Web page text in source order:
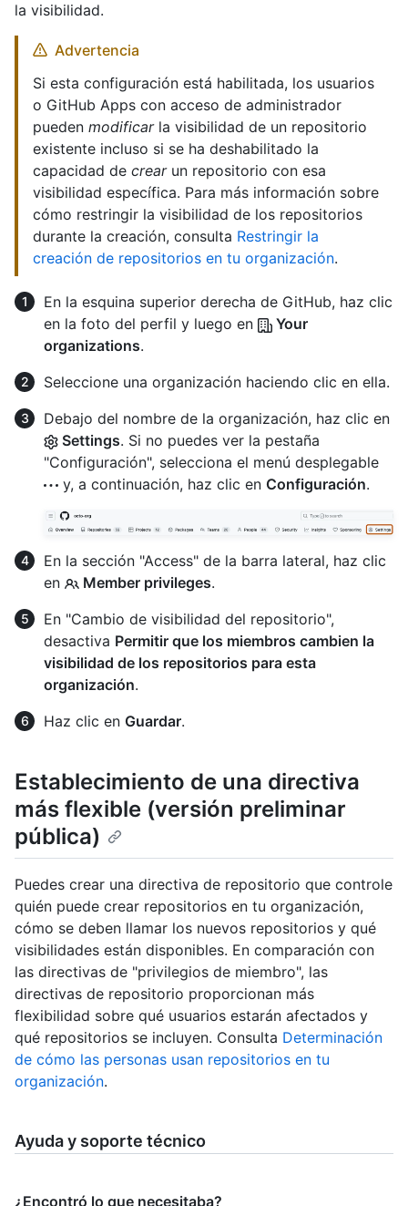
la visibilidad.
Advertencia
Si esta configuración está habilitada, los usuarios
o GitHub Apps con acceso de administrador
pueden modificarla visibilidad de un repositorio
existente incluso si se ha deshabilitado la
capacidad de crearun repositorio con esa
visibilidad específica. Para más información sobre
cómo restringir la visibilidad de los repositorios
durante la creación, consulta Restringir la
creación de repositorios en tu organización.
En la esquina superior derecha de GitHub, haz clic
en la foto del perfil y luego en
Your
organizations.
Seleccione una organización haciendo clic en ella.
Debajo del nombre de la organización, haz clic en
Settings. Si no puedes ver la pestaña
"Configuración", selecciona el menú desplegable
y, a continuación, haz clic en Configuración.
En la sección "Access" de la barra lateral, haz clic
en
Member privileges.
En "Cambio de visibilidad del repositorio",
desactiva Permitir que los miembros cambien la
visibilidad de los repositorios para esta
organización.
Haz clic en Guardar.
Establecimiento de una directiva
más flexible (versión preliminar
pública)
Puedes crear una directiva de repositorio que controle
quién puede crear repositorios en tu organización,
cómo se deben llamar los nuevos repositorios y qué
visibilidades están disponibles. En comparación con
las directivas de "privilegios de miembro", las
directivas de repositorio proporcionan más
flexibilidad sobre qué usuarios estarán afectados y
qué repositorios se incluyen. Consulta Determinación
de cómo las personas usan repositorios en tu
organización.
Ayuda y soporte técnico
¿Encontró lo que necesitaba?